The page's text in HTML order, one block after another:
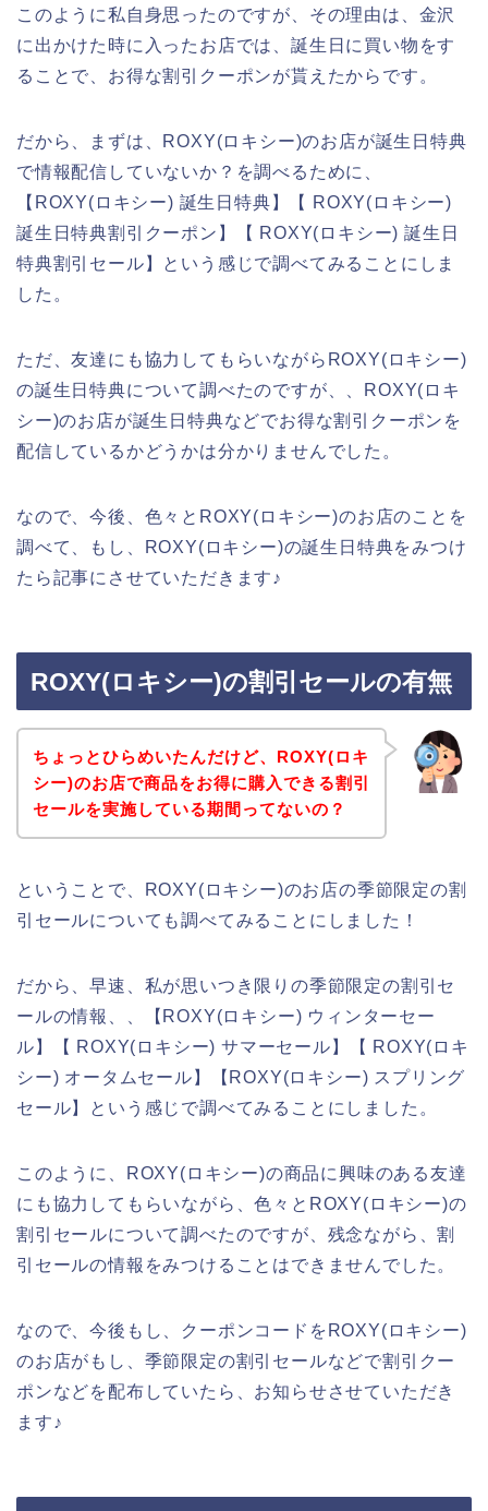
このように私自身思ったのですが、その理由は、金沢
に出かけた時に入ったお店では、誕生日に買い物をす
ることで、お得な割引クーポンが貰えたからです。
だから、まずは、ROXY(ロキシー)のお店が誕生日特典
で情報配信していないか？を調べるために、
【ROXY(ロキシー) 誕生日特典】【 ROXY(ロキシー)
誕生日特典割引クーポン】【 ROXY(ロキシー) 誕生日
特典割引セール】という感じで調べてみることにしま
した。
ただ、友達にも協力してもらいながらROXY(ロキシー)
の誕生日特典について調べたのですが、、ROXY(ロキ
シー)のお店が誕生日特典などでお得な割引クーポンを
配信しているかどうかは分かりませんでした。
なので、今後、色々とROXY(ロキシー)のお店のことを
調べて、もし、ROXY(ロキシー)の誕生日特典をみつけ
たら記事にさせていただきます♪
ROXY(ロキシー)の割引セールの有無
ちょっとひらめいたんだけど、ROXY(ロキ
シー)のお店で商品をお得に購入できる割引
セールを実施している期間ってないの？
ということで、ROXY(ロキシー)のお店の季節限定の割
引セールについても調べてみることにしました！
だから、早速、私が思いつき限りの季節限定の割引セ
ールの情報、、【ROXY(ロキシー) ウィンターセー
ル】【 ROXY(ロキシー) サマーセール】【 ROXY(ロキ
シー) オータムセール】【ROXY(ロキシー) スプリング
セール】という感じで調べてみることにしました。
このように、ROXY(ロキシー)の商品に興味のある友達
にも協力してもらいながら、色々とROXY(ロキシー)の
割引セールについて調べたのですが、残念ながら、割
引セールの情報をみつけることはできませんでした。
なので、今後もし、クーポンコードをROXY(ロキシー)
のお店がもし、季節限定の割引セールなどで割引クー
ポンなどを配布していたら、お知らせさせていただき
ます♪